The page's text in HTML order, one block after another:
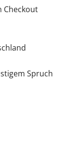
Checkout
Spruch